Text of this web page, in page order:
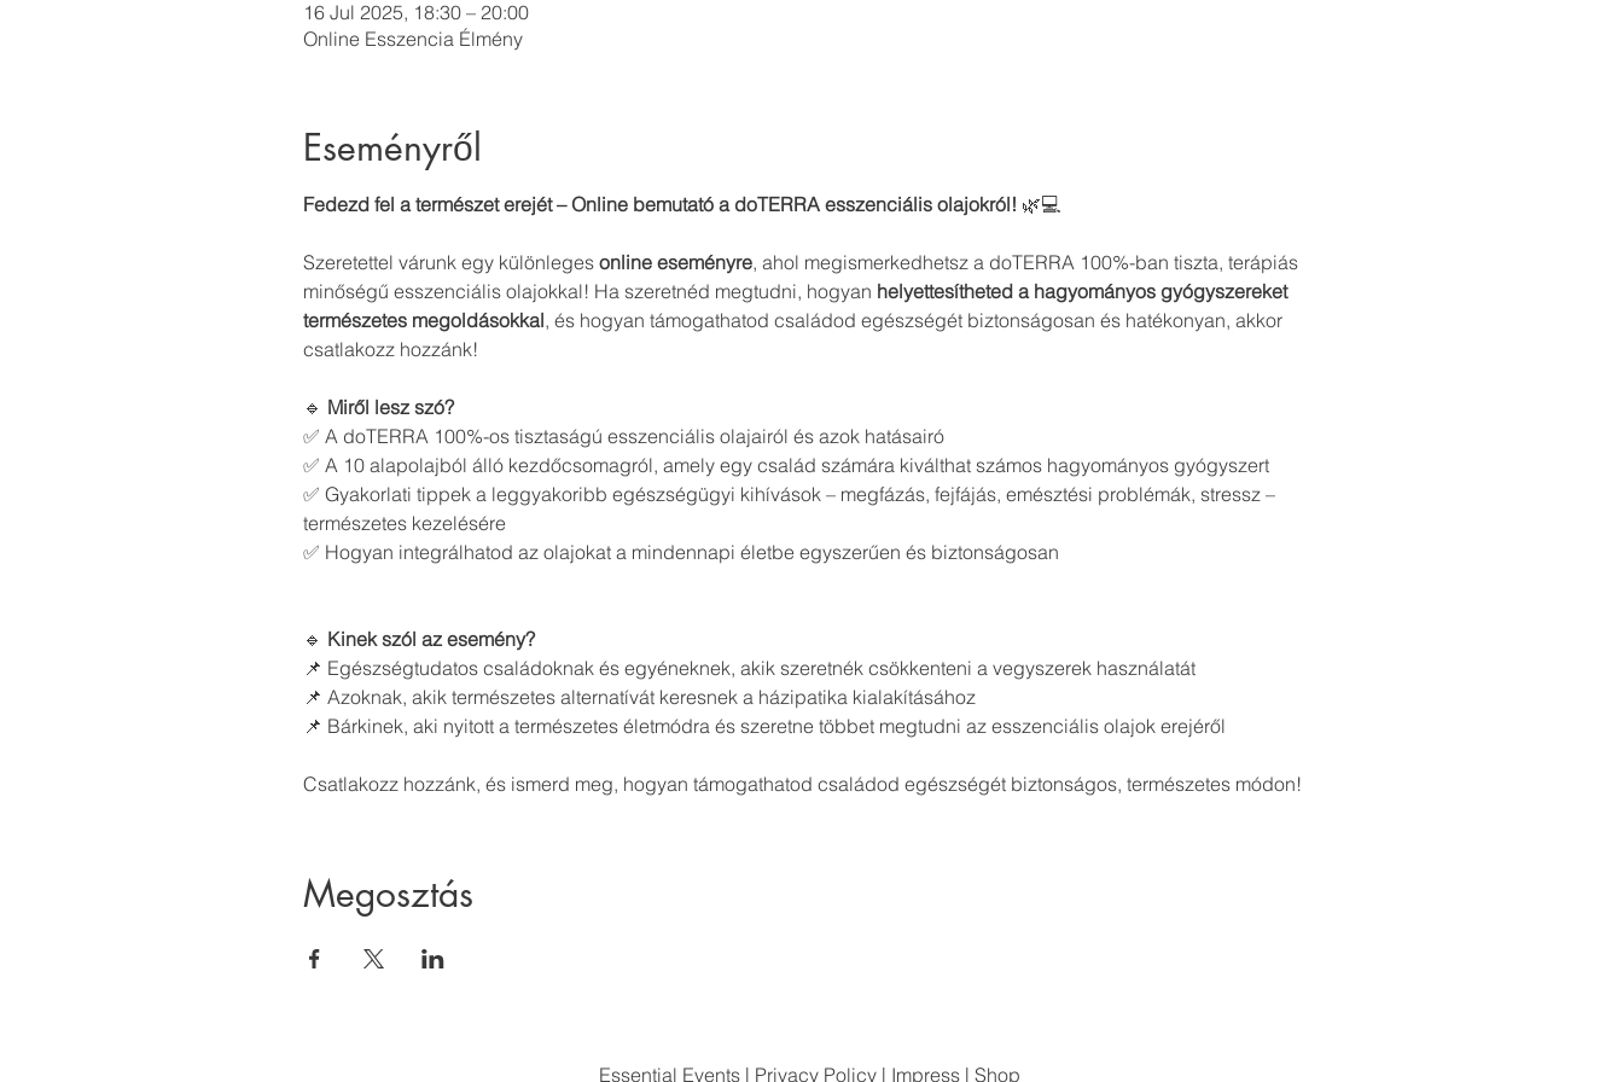
16 Jul 2025, 18:30 – 20:00
Online Esszencia Élmény
Eseményről
Fedezd fel a természet erejét – Online bemutató a doTERRA esszenciális olajokról! 🌿💻
Szeretettel várunk egy különleges online eseményre, ahol megismerkedhetsz a doTERRA 100%-ban tiszta, terápiás
minőségű esszenciális olajokkal! Ha szeretnéd megtudni, hogyan helyettesítheted a hagyományos gyógyszereket
természetes megoldásokkal, és hogyan támogathatod családod egészségét biztonságosan és hatékonyan, akkor
csatlakozz hozzánk!
🔹 Miről lesz szó?
✅ A doTERRA 100%-os tisztaságú esszenciális olajairól és azok hatásairó
✅ A 10 alapolajból álló kezdőcsomagról, amely egy család számára kiválthat számos hagyományos gyógyszert
✅ Gyakorlati tippek a leggyakoribb egészségügyi kihívások – megfázás, fejfájás, emésztési problémák, stressz –
természetes kezelésére
✅ Hogyan integrálhatod az olajokat a mindennapi életbe egyszerűen és biztonságosan
🔹 Kinek szól az esemény?
📌 Egészségtudatos családoknak és egyéneknek, akik szeretnék csökkenteni a vegyszerek használatát
📌 Azoknak, akik természetes alternatívát keresnek a házipatika kialakításához
📌 Bárkinek, aki nyitott a természetes életmódra és szeretne többet megtudni az esszenciális olajok erejéről
Csatlakozz hozzánk, és ismerd meg, hogyan támogathatod családod egészségét biztonságos, természetes módon!
Megosztás
Essential Events | Privacy Policy | Impress | Shop